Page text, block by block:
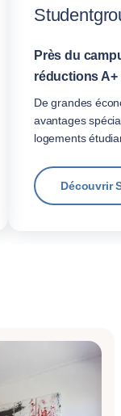
Près du
réductions A+
De grandes
avantages
logements
Découvrir